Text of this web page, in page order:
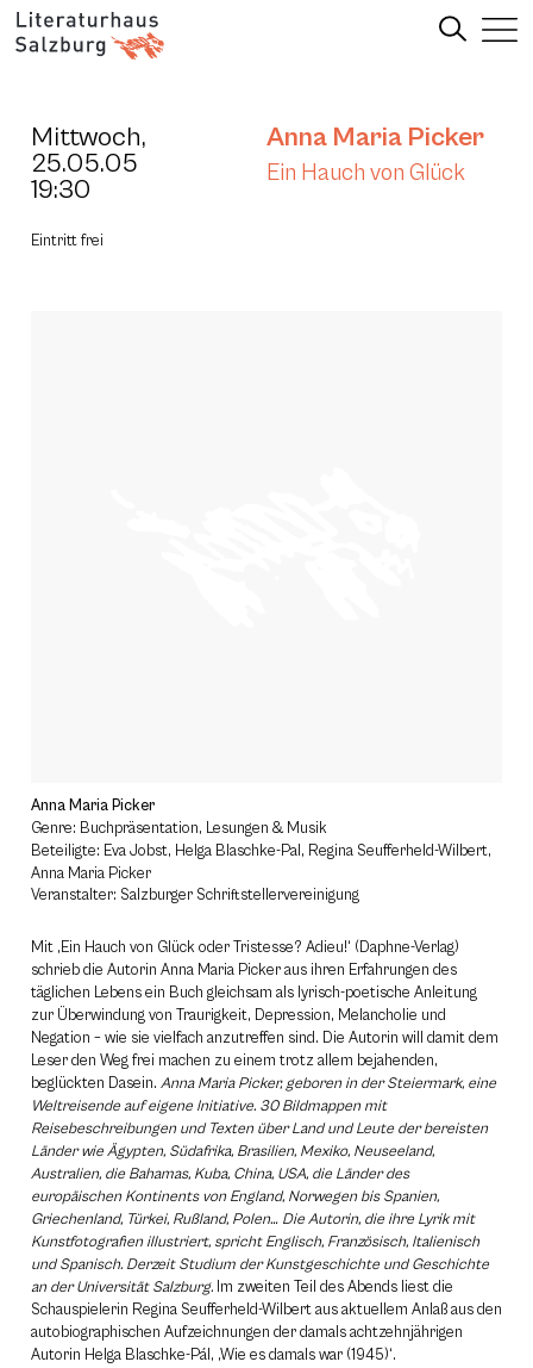
Mittwoch,
25.05.05
19:30
Anna Maria Picker
Ein Hauch von Glück
Eintritt frei
Anna Maria Picker
Genre: Buchpräsentation, Lesungen & Musik
Beteiligte: Eva Jobst, Helga Blaschke-Pal, Regina Seufferheld-Wilbert,
Anna Maria Picker
Veranstalter: Salzburger Schriftstellervereinigung
Mit ‚Ein Hauch von Glück oder Tristesse? Adieu!‘ (Daphne-Verlag)
schrieb die Autorin Anna Maria Picker aus ihren Erfahrungen des
täglichen Lebens ein Buch gleichsam als lyrisch-poetische Anleitung
zur Überwindung von Traurigkeit, Depression, Melancholie und
Negation – wie sie vielfach anzutreffen sind. Die Autorin will damit dem
Leser den Weg frei machen zu einem trotz allem bejahenden,
beglückten Dasein. Anna Maria Picker, geboren in der Steiermark, eine
Weltreisende auf eigene Initiative. 30 Bildmappen mit
Reisebeschreibungen und Texten über Land und Leute der bereisten
Länder wie Ägypten, Südafrika, Brasilien, Mexiko, Neuseeland,
Australien, die Bahamas, Kuba, China, USA, die Länder des
europäischen Kontinents von England, Norwegen bis Spanien,
Griechenland, Türkei, Rußland, Polen… Die Autorin, die ihre Lyrik mit
Kunstfotografien illustriert, spricht Englisch, Französisch, Italienisch
und Spanisch. Derzeit Studium der Kunstgeschichte und Geschichte
an der Universität Salzburg. Im zweiten Teil des Abends liest die
Schauspielerin Regina Seufferheld-Wilbert aus aktuellem Anlaß aus den
autobiographischen Aufzeichnungen der damals achtzehnjährigen
Autorin Helga Blaschke-Pál, ‚Wie es damals war (1945)‘.